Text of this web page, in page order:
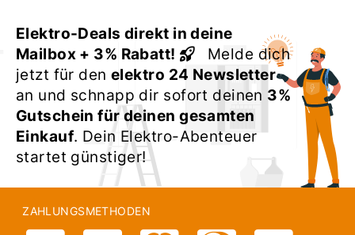
Elektro-Deals direkt in deine
Mailbox + 3% Rabatt!
Melde dich
jetzt für denelektro 24 Newsletter
an und schnapp dir sofort deinen 3%
Gutschein für deinen gesamten
Einkauf. Dein Elektro-Abenteuer
startet günstiger!
ZAHLUNGSMETHODEN